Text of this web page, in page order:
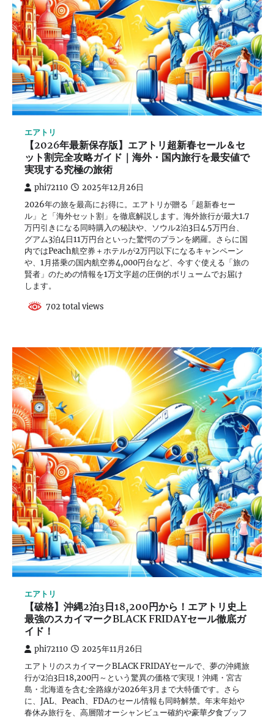
エアトリ
【2026年最新保存版】エアトリ超新春セール＆セ
ット割完全攻略ガイド｜海外・国内旅行を最安値で
実現する究極の旅術
phi72110 2025年12月26日
2026年の旅を最高にお得に。エアトリが贈る「超新春セー
ル」と「海外セット割」を徹底解説します。海外旅行が最大1.7
万円引きになる同時購入の秘訣や、ソウル2泊3日4.5万円台、
グアム3泊4日11万円台といった驚愕のプランを網羅。さらに国
内ではPeach航空券＋ホテルが2万円以下になるキャンペーン
や、1月搭乗の国内航空券4,000円台など、今すぐ使える「旅の
賢者」のための情報を1万文字超の圧倒的ボリュームでお届け
します。
702 total views
エアトリ
【破格】沖縄2泊3日18,200円から！エアトリ史上
最強のスカイマークBLACK FRIDAYセール徹底ガ
イド！
phi72110 2025年11月26日
エアトリのスカイマークBLACK FRIDAYセールで、夢の沖縄旅
行が2泊3日18,200円～という驚異の価格で実現！沖縄・宮古
島・北海道を含む全路線が2026年3月まで大特価です。さら
に、JAL、Peach、FDAのセール情報も同時解禁。年末年始や
春休み旅行を、高層階オーシャンビュー確約や豪華夕食ブッフ